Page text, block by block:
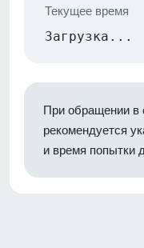
Текущее время
Загрузка...
При обращении в
рекомендуется
и время попытки